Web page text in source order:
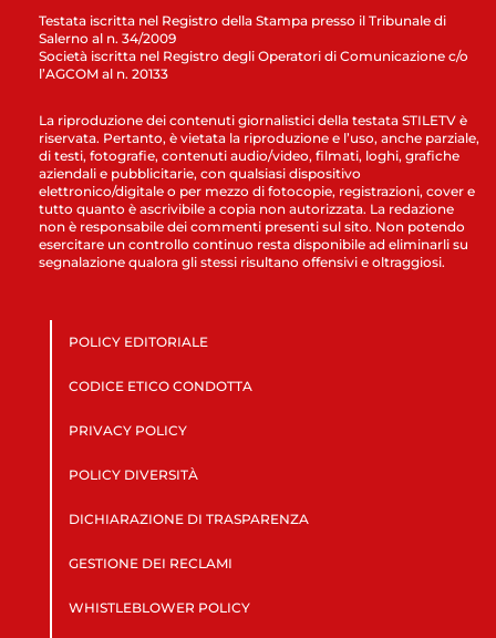
Testata iscritta nel Registro della Stampa presso il Tribunale di
Salerno al n. 34/2009
Società iscritta nel Registro degli Operatori di Comunicazione c/o
l’AGCOM al n. 20133
La riproduzione dei contenuti giornalistici della testata STILETV è
riservata. Pertanto, è vietata la riproduzione e l’uso, anche parziale,
di testi, fotografie, contenuti audio/video, filmati, loghi, grafiche
aziendali e pubblicitarie, con qualsiasi dispositivo
elettronico/digitale o per mezzo di fotocopie, registrazioni, cover e
tutto quanto è ascrivibile a copia non autorizzata. La redazione
non è responsabile dei commenti presenti sul sito. Non potendo
esercitare un controllo continuo resta disponibile ad eliminarli su
segnalazione qualora gli stessi risultano offensivi e oltraggiosi.
POLICY EDITORIALE
CODICE ETICO CONDOTTA
PRIVACY POLICY
POLICY DIVERSITÀ
DICHIARAZIONE DI TRASPARENZA
GESTIONE DEI RECLAMI
WHISTLEBLOWER POLICY